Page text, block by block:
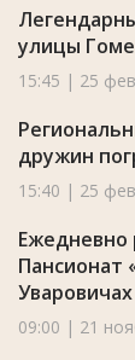
улицы
15:45 | 25
дружин
15:40 | 25
Ежедневно
Пансионат
Уваровичах
09:00 | 21